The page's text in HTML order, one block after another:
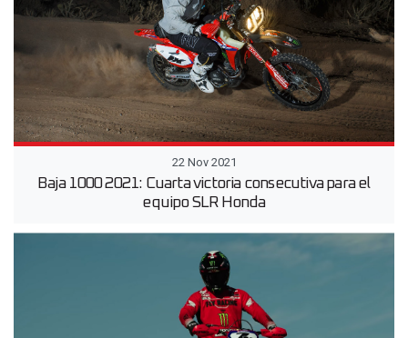
22 Nov 2021
Baja 1000 2021: Cuarta victoria consecutiva para el
equipo SLR Honda